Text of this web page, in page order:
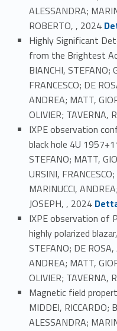
ALESSANDRA;
ROBERTO, , 2024 Link identifier #identifier_person_28210-45
Highly Significant
from the Brightest
BIANCHI, STEFANO;
FRANCESCO; DE
ANDREA; MATT,
OLIVIER; TAVERNA,
IXPE observation
black hole 4U
STEFANO; MATT,
URSINI,
MARINUCCI,
JOSEPH, , 2024 Link identifier #identifier_person_192245-47
IXPE observation of
highly polarized
STEFANO; DE
ANDREA; MATT,
OLIVIER; TAVERNA,
Magnetic field
MIDDEI, RICCARDO;
ALESSANDRA;